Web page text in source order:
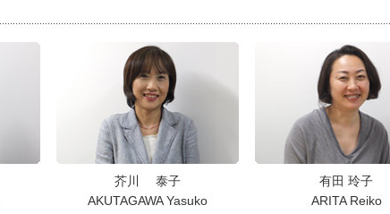
芥川 泰子
AKUTAGAWA Yasuko
有田 玲子
ARITA Reiko